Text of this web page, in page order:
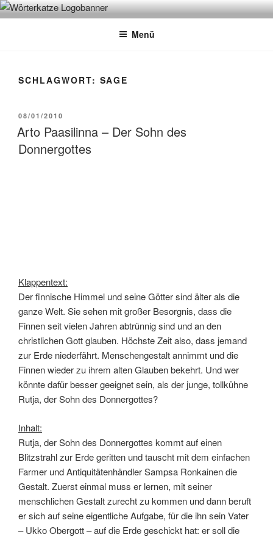
Zum
InhaltWÖRTERKATZE
Von Büchern erzählen
Menü
SCHLAGWORT: SAGE
VERÖFFENTLICHT
AM
08/01/2010
Arto Paasilinna – Der Sohn des
Donnergottes
Klappentext:
Der finnische Himmel und seine Götter sind älter als die
ganze Welt. Sie sehen mit großer Besorgnis, dass die
Finnen seit vielen Jahren abtrünnig sind und an den
christlichen Gott glauben. Höchste Zeit also, dass jemand
zur Erde niederfährt. Menschengestalt annimmt und die
Finnen wieder zu ihrem alten Glauben bekehrt. Und wer
könnte dafür besser geeignet sein, als der junge, tollkühne
Rutja, der Sohn des Donnergottes?
Inhalt:
Rutja, der Sohn des Donnergottes kommt auf einen
Blitzstrahl zur Erde geritten und tauscht mit dem einfachen
Farmer und Antiquitätenhändler Sampsa Ronkainen die
Gestalt. Zuerst einmal muss er lernen, mit seiner
menschlichen Gestalt zurecht zu kommen und dann beruft
er sich auf seine eigentliche Aufgabe, für die ihn sein Vater
– Ukko Obergott – auf die Erde geschickt hat: er soll die